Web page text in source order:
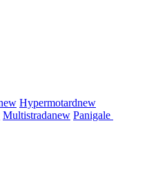
Hypermotardnew
Multistradanew Panigale